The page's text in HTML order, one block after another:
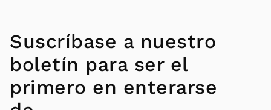
Suscríbase a nuestro
boletín para ser el
primero en enterarse